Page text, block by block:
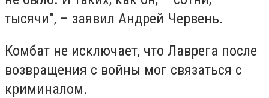
тысячи", – заявил Андрей Червень.
Комбат не исключает, что Лаврега после
возвращения с войны мог связаться с
криминалом.